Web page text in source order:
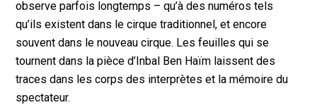
observe parfois longtemps – qu’à des numéros tels
qu’ils existent dans le cirque traditionnel, et encore
souvent dans le nouveau cirque. Les feuilles qui se
tournent dans la pièce d’Inbal Ben Haïm laissent des
traces dans les corps des interprètes et la mémoire du
spectateur.